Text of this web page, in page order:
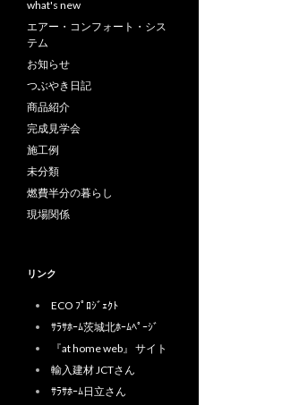
what's new
エアー・コンフォート・シス
テム
お知らせ
つぶやき日記
商品紹介
完成見学会
施工例
未分類
燃費半分の暮らし
現場関係
リンク
ECO ﾌﾟﾛｼﾞｪｸﾄ
ｻﾗｻﾎｰﾑ茨城北ﾎｰﾑﾍﾟｰｼﾞ
『at home web』 サイト
輸入建材 JCTさん
ｻﾗｻﾎｰﾑ日立さん